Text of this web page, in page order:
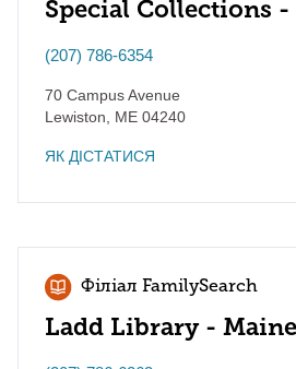
Special Collections
(207) 786-6354
70 Campus Avenue
Lewiston
ME 04240
ЯК ДІСТАТИСЯ
Філіал FamilySearch
Ladd Library - Maine